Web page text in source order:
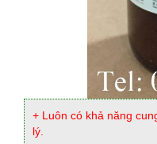
+ Luôn có khả năng
lý.